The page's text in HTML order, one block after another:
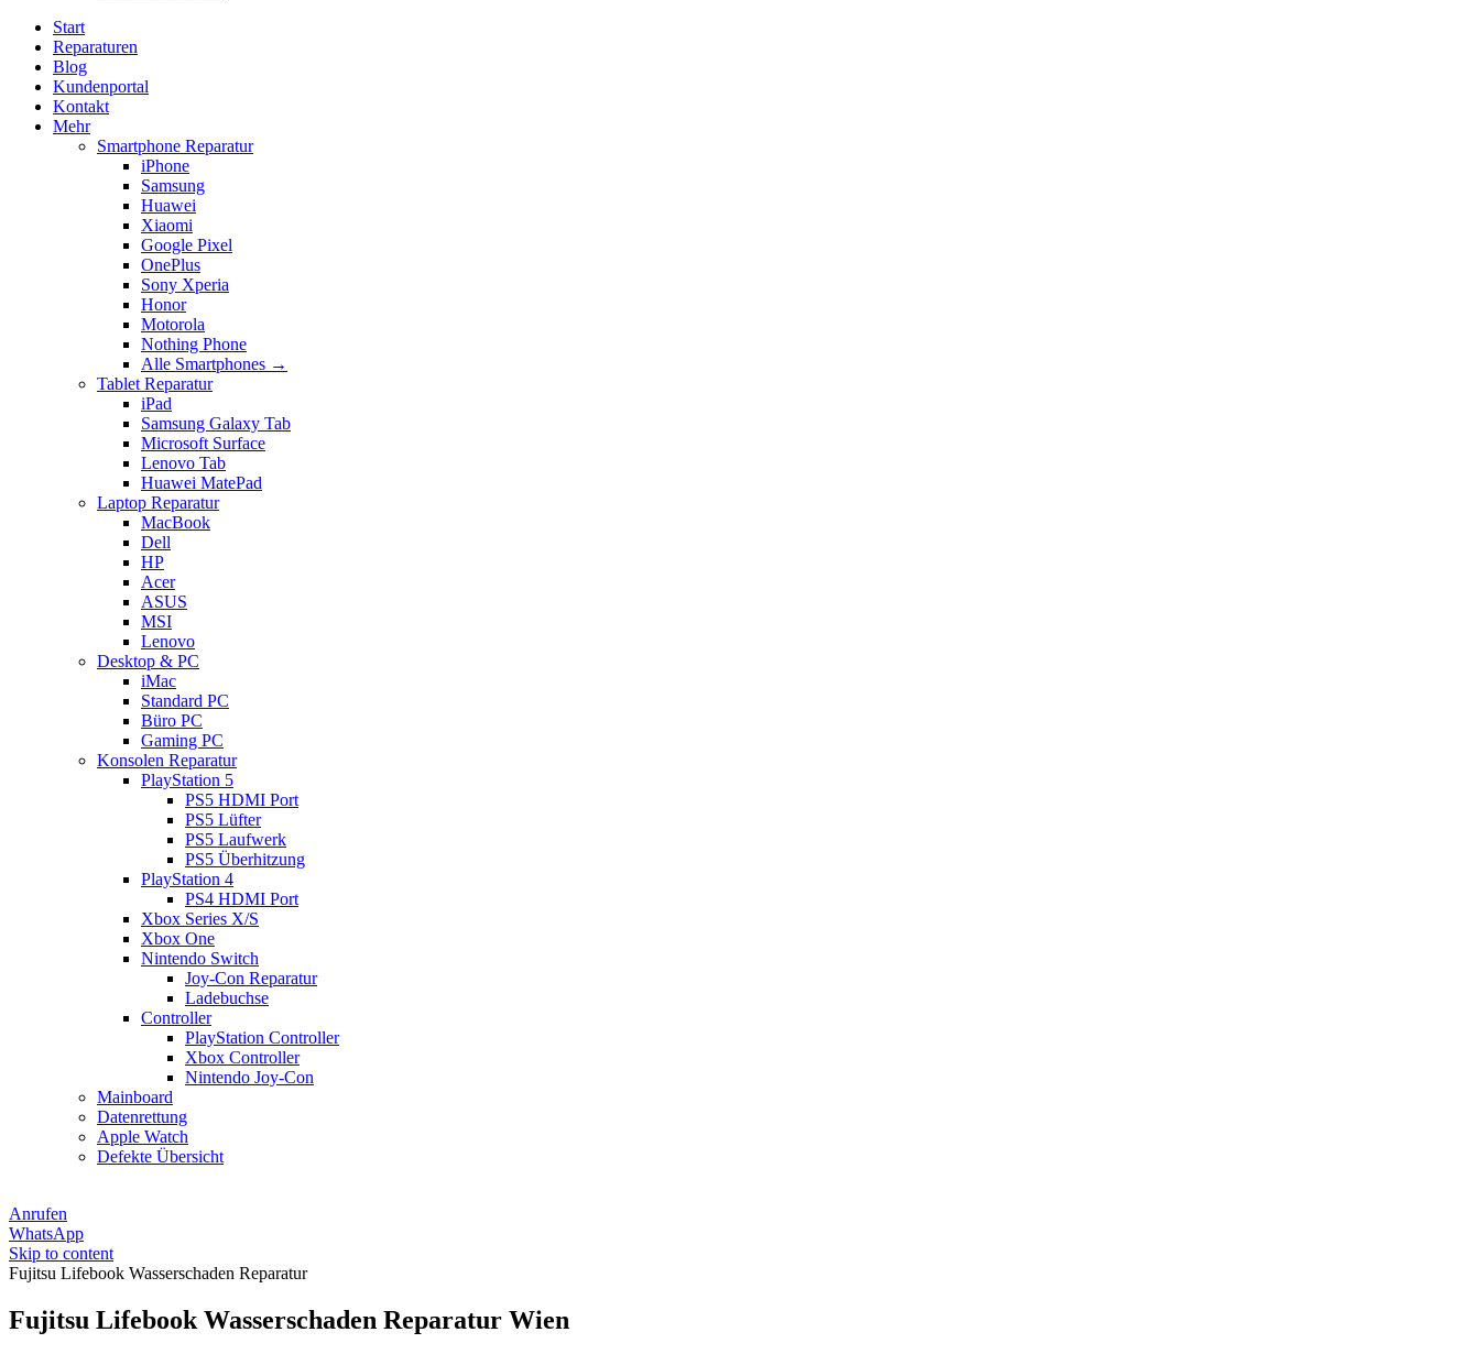
Start
Reparaturen
Blog
Kundenportal
Kontakt
Mehr
Smartphone Reparatur
iPhone
Samsung
Huawei
Xiaomi
Google Pixel
OnePlus
Sony Xperia
Honor
Motorola
Nothing Phone
Alle Smartphones →
Tablet Reparatur
iPad
Samsung Galaxy Tab
Microsoft Surface
Lenovo Tab
Huawei MatePad
Laptop Reparatur
MacBook
Dell
HP
Acer
ASUS
MSI
Lenovo
Desktop & PC
iMac
Standard PC
Büro PC
Gaming PC
Konsolen Reparatur
PlayStation 5
PS5 HDMI Port
PS5 Lüfter
PS5 Laufwerk
PS5 Überhitzung
PlayStation 4
PS4 HDMI Port
Xbox Series X/S
Xbox One
Nintendo Switch
Joy-Con Reparatur
Ladebuchse
Controller
PlayStation Controller
Xbox Controller
Nintendo Joy-Con
Mainboard
Datenrettung
Apple Watch
Defekte Übersicht
Anrufen
WhatsApp
Skip to content
Fujitsu Lifebook Wasserschaden Reparatur
Fujitsu Lifebook Wasserschaden Reparatur Wien